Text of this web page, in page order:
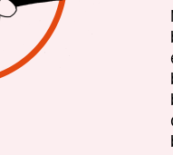
ihrer Website
ein Kleinkind.
dieser
Kalbitz, dem
Orten im